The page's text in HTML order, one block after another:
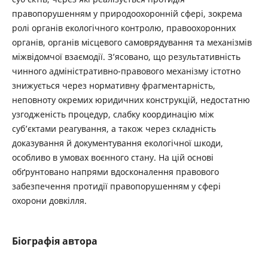
правопорушенням у природоохоронній сфері, зокрема
ролі органів екологічного контролю, правоохоронних
органів, органів місцевого самоврядування та механізмів
міжвідомчої взаємодії. З’ясовано, що результативність
чинного адміністративно-правового механізму істотно
знижується через нормативну фрагментарність,
неповноту окремих юридичних конструкцій, недостатню
узгодженість процедур, слабку координацію між
суб’єктами реагування, а також через складність
доказування й документування екологічної шкоди,
особливо в умовах воєнного стану. На цій основі
обґрунтовано напрями вдосконалення правового
забезпечення протидії правопорушенням у сфері
охорони довкілля.
Біографія автора